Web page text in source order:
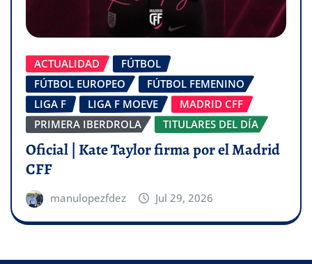
ACTUALIDAD
FÚTBOL
FÚTBOL EUROPEO
FÚTBOL FEMENINO
LIGA F
LIGA F MOEVE
MADRID CFF
PRIMERA IBERDROLA
TITULARES DEL DÍA
Oficial | Kate Taylor firma por el Madrid
CFF
manulopezfdez Jul 29, 2026